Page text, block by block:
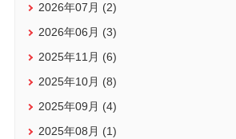
2026年07月 (2)
2026年06月 (3)
2025年11月 (6)
2025年10月 (8)
2025年09月 (4)
2025年08月 (1)